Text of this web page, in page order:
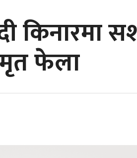
किनारमा
फेला